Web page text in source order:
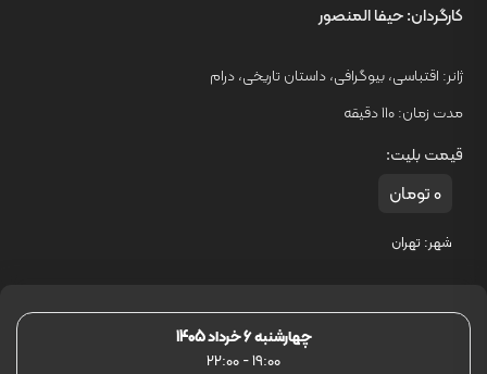
کارگردان:حیفا المنصور
ژانر: اقتباسی،بیوگرافی،داستان تاریخی،درام
مدت زمان:110 دقیقه
قیمت بلیت:
0 تومان
شهر:تهران
چهارشنبه 6 خرداد 1405
19:00
-
22:00